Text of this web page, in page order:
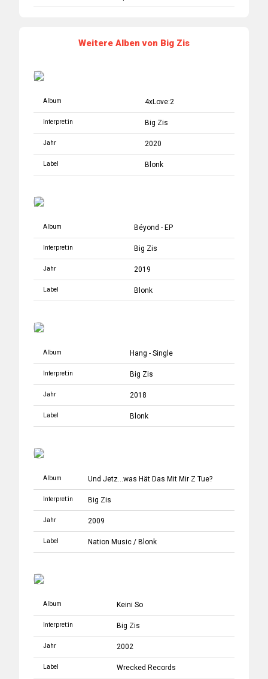
Weitere Alben von Big Zis
Album 4xLove:2
Interpret:in Big Zis
Jahr 2020
Label Blonk
Album Béyond - EP
Interpret:in Big Zis
Jahr 2019
Label Blonk
Album Hang - Single
Interpret:in Big Zis
Jahr 2018
Label Blonk
Album Und Jetz...was Hät Das Mit Mir Z Tue?
Interpret:in Big Zis
Jahr 2009
Label Nation Music / Blonk
Album Keini So
Interpret:in Big Zis
Jahr 2002
Label Wrecked Records